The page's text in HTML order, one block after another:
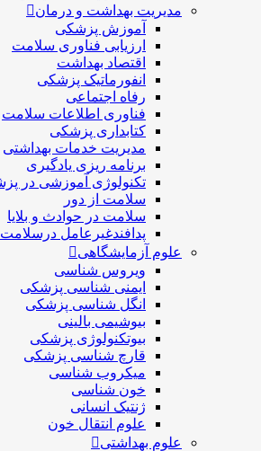
مدیریت بهداشت و درمان
آموزش پزشکی
ارزیابی فناوری سلامت
اقتصاد بهداشت
انفورماتیک پزشکی
رفاه اجتماعی
فناوری اطلاعات سلامت
کتابداری پزشکی
مديريت خدمات بهداشتی
برنامه ریزی یادگیری
تکنولوژی آموزشی در
سلامت از دور
سلامت در حوادث و بلایا
پدافندغیرعامل درسلامت
علوم آزمایشگاهی
ویروس شناسی
ایمنی شناسی پزشكی
انگل شناسی پزشکی
بیوشیمی بالینی
بیوتکنولوژی پزشکی
قارچ شناسی پزشکی
ميكروب شناسی
خون شناسی
ژنتیک انسانی
علوم انتقال خون
علوم بهداشتی